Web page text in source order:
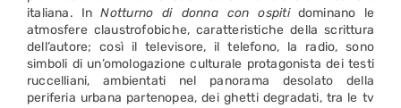
italiana. InNotturno di donna con ospitidominano le
atmosfere claustrofobiche, caratteristiche della scrittura
dell’autore; così il televisore, il telefono, la radio, sono
simboli di un’omologazione culturale protagonista dei testi
ruccelliani, ambientati nel panorama desolato della
periferia urbana partenopea, dei ghetti degradati, tra le tv